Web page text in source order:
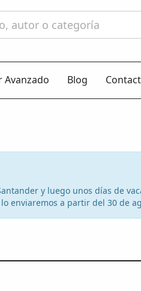
Avanzado Blog
y luego unos días de
enviaremos a partir del 30 de